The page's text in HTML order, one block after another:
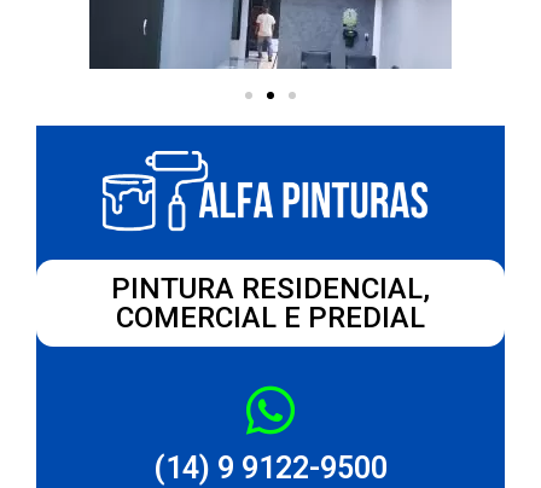
PINTURA RESIDENCIAL,
COMERCIAL E PREDIAL
(14) 9 9122-9500